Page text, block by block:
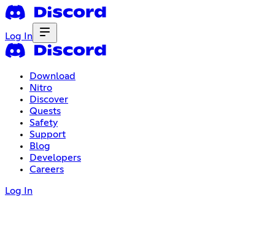
Log In
Download
Nitro
Discover
Quests
Safety
Support
Blog
Developers
Careers
Log In